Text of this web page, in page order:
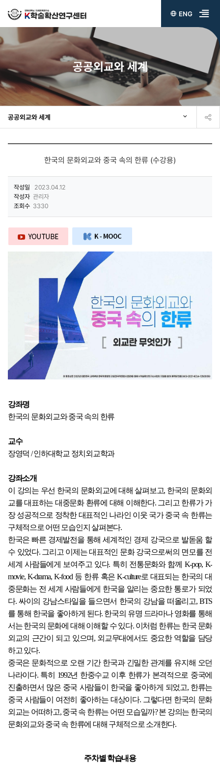
ENG
전
뉴
열
기
공공외교와 세계
공공외교와 세계
한국의 문화외교와 중국 속의 한류 (수강용)
작성일
2023.04.12
작성자 관리자
조회수 3330
강좌명
한국의 문화외교와 중국 속의 한류
교수
장영덕 /인하대학교 정치외교학과
강좌소개
이 강의는 우선 한국의 문화외교에 대해 살펴보고, 한국의 문화외
교를 대표하는 대중문화 환류에 대해 이해한다. 그리고 한류가 가
장 성공적으로 정착한 대표적인 나라인 이웃 국가 중국 속 한류는
구체적으로 어떤 모습인지 살펴본다.
한국은 빠른 경제발전을 통해 세계적인 경제 강국으로 발돋움 할
수 있었다. 그리고 이제는 대표적인 문화 강국으로써의 면모를 전
세계 사람들에게 보여주고 있다. 특히 전통문화와 함께 K-pop, K-
movie, K-drama, K-food 등 한류 혹은 K-culture로 대표되는 한국의 대
중문화는 전 세계 사람들에게 한국을 알리는 중요한 통로가 되었
다. 싸이의 강남스타일을 들으면서 한국의 강남을 떠올리고, BTS
를 통해 한국을 좋아하게 된다. 한국의 유명 드라마나 영화를 통해
서는 한국의 문화에 대해 이해할 수 있다. 이처럼 한류는 한국 문화
외교의 근간이 되고 있으며, 외교무대에서도 중요한 역할을 담당
하고 있다.
중국은 문화적으로 오랜 기간 한국과 긴밀한 관계를 유지해 오던
나라이다. 특히 1992년 한중수교 이후 한류가 본격적으로 중국에
진출하면서 많은 중국 사람들이 한국을 좋아하게 되었고, 한류는
중국 사람들이 여전히 좋아하는 대상이다. 그렇다면 한국의 문화
외교는 어떠하고, 중국 속 한류는 어떤 모습일까? 본 강의는 한국의
문화외교와 중국 속 한류에 대해 구체적으로 소개한다.
주차별 학습내용